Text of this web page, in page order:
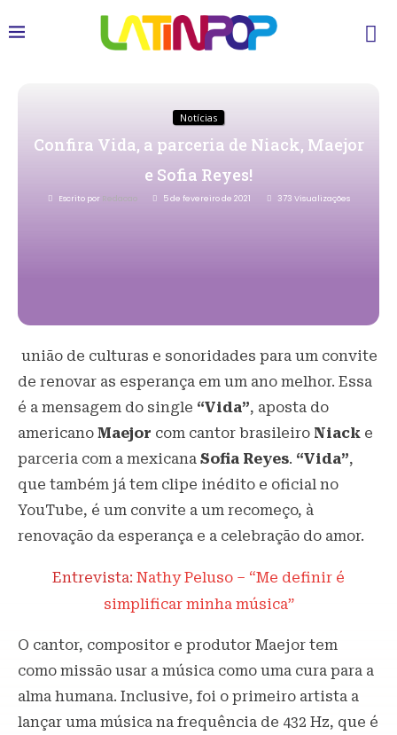
Notícias
Confira Vida, a parceria de Niack, Maejor
e Sofia Reyes!
Escrito por Redacao 5 de fevereiro de 2021 373 Visualizações
união de culturas e sonoridades para um convite
de renovar as esperança em um ano melhor. Essa
é a mensagem do single “Vida”, aposta do
americano Maejor com cantor brasileiro Niack e
parceria com a mexicana Sofia Reyes. “Vida”,
que também já tem clipe inédito e oficial no
YouTube, é um convite a um recomeço, à
renovação da esperança e a celebração do amor.
Entrevista: Nathy Peluso – “Me definir é
simplificar minha música”
O cantor, compositor e produtor Maejor tem
como missão usar a música como uma cura para a
alma humana. Inclusive, foi o primeiro artista a
lançar uma música na frequência de 432 Hz, que é